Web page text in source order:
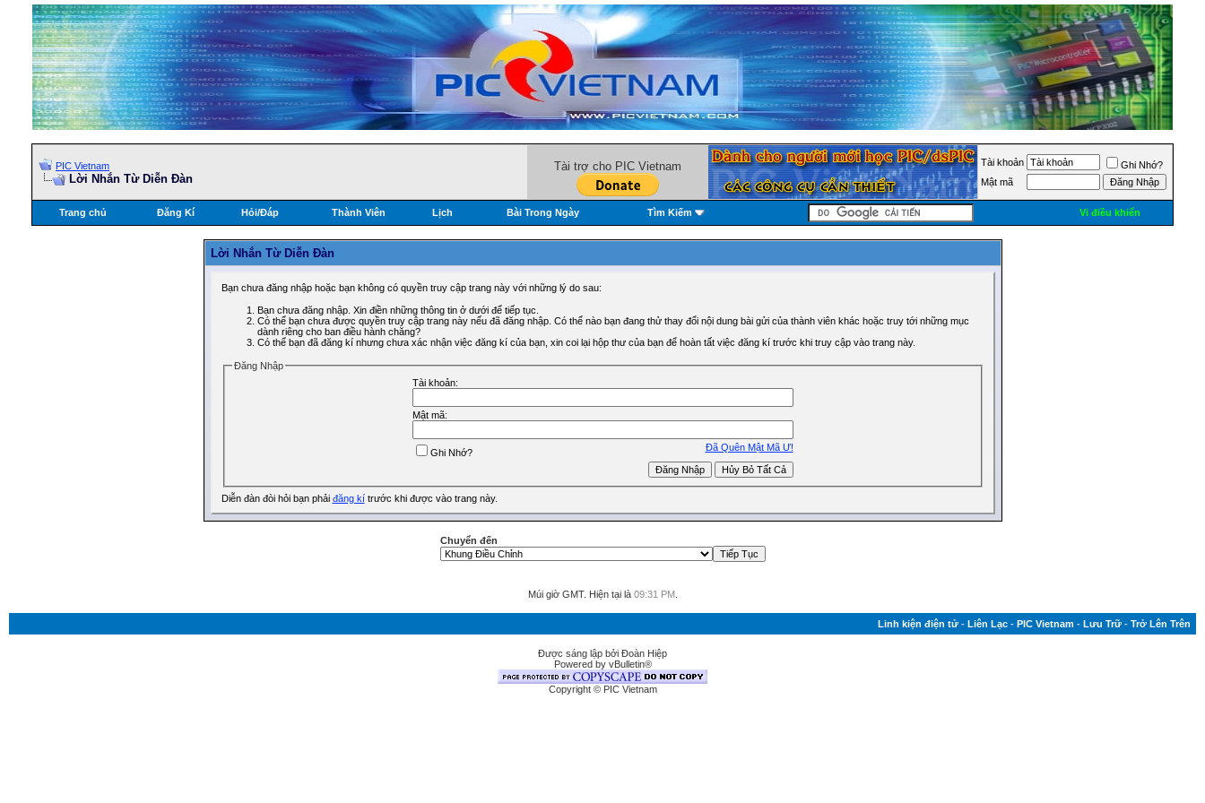
PIC Vietnam
Lời Nhắn Từ Diễn Ðàn
Tài trợ cho PIC Vietnam Tài khoản
Ghi Nhớ?
Mật mã
Trang chủ Đăng Kí Hỏi/Ðáp Thành Viên Lịch Bài Trong Ngày Tìm Kiếm Vi điều khiển
Lời Nhắn Từ Diễn Ðàn
Bạn chưa đăng nhập hoặc bạn không có quyền truy cập trang này với những lý do sau:
Bạn chưa đăng nhập. Xin điền những thông tin ở dưới để tiếp tục.
Có thể bạn chưa được quyền truy cập trang này nếu đã đăng nhập. Có thể nào bạn đang thử thay đổi nội dung bài gửi của thành viên khác hoặc truy tới những mục
dành riêng cho ban điều hành chăng?
Có thể bạn đã đăng kí nhưng chưa xác nhận việc đăng kí của bạn, xin coi lại hộp thư của bạn để hoàn tất việc đăng kí trước khi truy cập vào trang này.
Ðăng Nhập
Tài khoản:
Mật mã:
Ðã Quên Mật Mã Ư!
Ghi Nhớ?
Diễn đàn đòi hỏi bạn phải đăng kí trước khi được vào trang này.
Chuyển đến
Múi giờ GMT. Hiện tại là 09:31 PM.
Linh kiện điện tử - Liên Lạc - PIC Vietnam - Lưu Trữ - Trở Lên Trên
Được sáng lập bởi Đoàn Hiệp
Powered by vBulletin®
Copyright © PIC Vietnam